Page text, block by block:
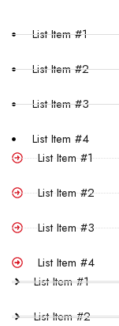
List Item #1
List Item #2
List Item #3
List Item #4
List Item #1
List Item #2
List Item #3
List Item #4
List Item #1
List Item #2